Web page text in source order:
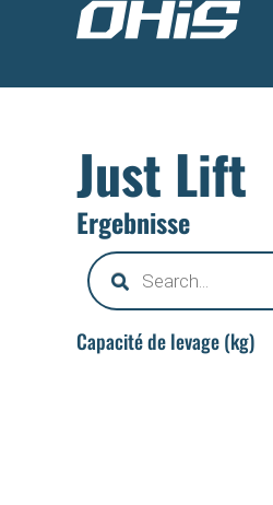
Just Lift
Ergebnisse
Capacité de levage (kg)